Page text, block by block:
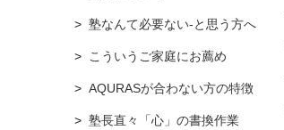
塾なんて必要ない-と思う方へ
こういうご家庭にお薦め
AQURASが合わない方の特徴
塾長直々「心」の書換作業